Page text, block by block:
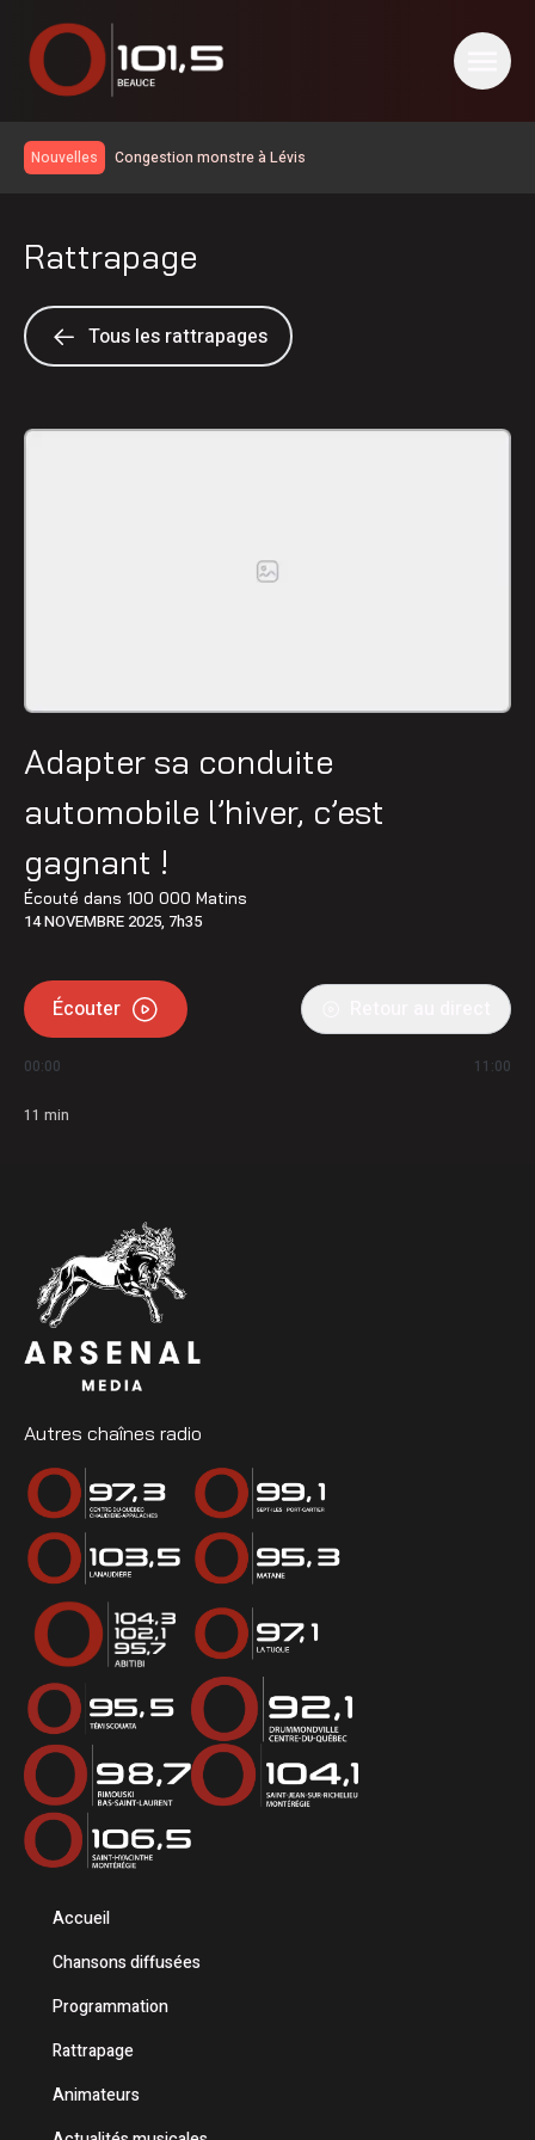
Nouvelles
Congestion monstre à Lévis
Un homme de Lévis s’en prend aux policiers, à la DPJ et à
du personnel judiciaire
Nuit occupée pour les pompiers de Sainte-Marie
Réservoir d’eau de Frampton | La réparation temporaire
Les Éleveurs de porcs de la Beauce soulignent leur 60e
Rattrapage
Tous les rattrapages
Adapter sa conduite
automobile l’hiver, c’est
gagnant !
Écouté dans 100 000 Matins
14 NOVEMBRE 2025, 7h35
Écouter
00:00 11:00
11 min
Autres chaînes radio
Accueil
Chansons diffusées
Programmation
Rattrapage
Animateurs